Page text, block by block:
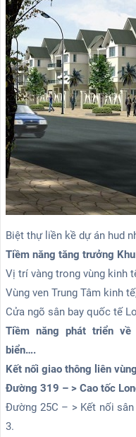
Biệt thự liền kề dự án hud
Tiềm năng tăng trưởng
Vị trí vàng trong vùng kinh
Vùng ven Trung Tâm kinh
Cửa ngõ sân bay quốc tế
Tiềm năng phát triển về
biển….
Kết nối giao thông liên vùng
Đường 319 – > Cao tốc
Đường 25C – > Kết nối
3.